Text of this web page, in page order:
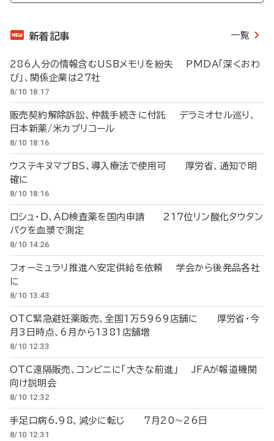
新着記事 一覧
286人分の情報含むUSBメモリを紛失 PMDA「深くおわ
び」、関係企業は27社
8/10 18:17
販売契約解除訴訟、仲裁手続きに付託 デラミオセル巡り、
日本新薬/米カプリコール
8/10 18:16
ウステキヌマブBS、導入療法で使用可 厚労省、通知で明
確に
8/10 18:16
ロシュ・D、AD検査薬を国内申請 217位リン酸化タウタン
パクを血漿で測定
8/10 14:26
フォーミュラリ推進へ安定供給を依頼 学会から後発品各社
に
8/10 13:43
OTC緊急避妊薬販売、全国1万5969店舗に 厚労省・今
月3日時点、6月から1381店舗増
8/10 12:33
OTC遠隔販売、コンビニに「大きな前進」 JFAが報道機関
向け説明会
8/10 12:32
手足口病6.98、減少に転じ 7月20～26日
8/10 12:31